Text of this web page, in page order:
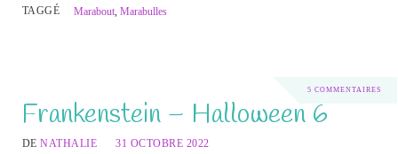
TAGGÉ Marabout,Marabulles
5 COMMENTAIRES
Frankenstein – Halloween 6
DENATHALIE
31 OCTOBRE 2022